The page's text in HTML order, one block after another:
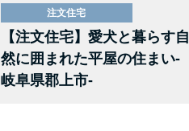
注文住宅
【注文住宅】愛犬と暮らす自
然に囲まれた平屋の住まい-
岐阜県郡上市-